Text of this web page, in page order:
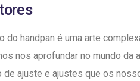
do handpan é uma arte
nos aprofundar no mundo da
de ajuste e ajustes que os